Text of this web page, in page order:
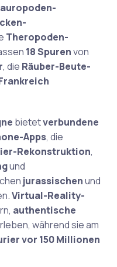
Theropoden-
18 Spurenvon
, die Räuber-Beute-
bietetverbundene
Apps, die
Rekonstruktion,
und
jurassischenund
Virtual-Reality-
authentische
während sie am
vor 150 Millionen